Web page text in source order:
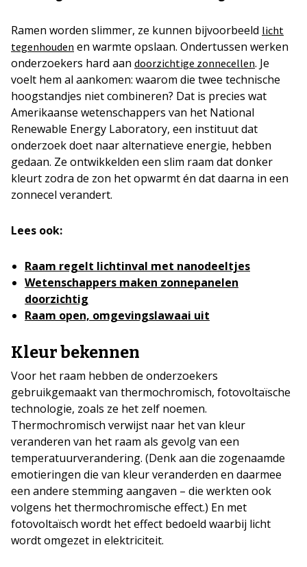
Ramen worden slimmer, ze kunnen bijvoorbeeld licht
tegenhouden en warmte opslaan. Ondertussen werken
onderzoekers hard aan doorzichtige zonnecellen. Je
voelt hem al aankomen: waarom die twee technische
hoogstandjes niet combineren? Dat is precies wat
Amerikaanse wetenschappers van het National
Renewable Energy Laboratory, een instituut dat
onderzoek doet naar alternatieve energie, hebben
gedaan. Ze ontwikkelden een slim raam dat donker
kleurt zodra de zon het opwarmt én dat daarna in een
zonnecel verandert.
Lees ook:
Raam regelt lichtinval met nanodeeltjes
Wetenschappers maken zonnepanelen
doorzichtig
Raam open, omgevingslawaai uit
Kleur bekennen
Voor het raam hebben de onderzoekers
gebruikgemaakt van thermochromisch, fotovoltaïsche
technologie, zoals ze het zelf noemen.
Thermochromisch verwijst naar het van kleur
veranderen van het raam als gevolg van een
temperatuurverandering. (Denk aan die zogenaamde
emotieringen die van kleur veranderden en daarmee
een andere stemming aangaven – die werkten ook
volgens het thermochromische effect.) En met
fotovoltaïsch wordt het effect bedoeld waarbij licht
wordt omgezet in elektriciteit.